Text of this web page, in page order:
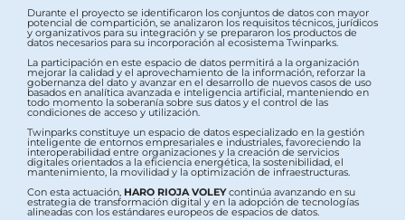
Durante el proyecto se identificaron los conjuntos de datos con mayor
potencial de compartición, se analizaron los requisitos técnicos, jurídicos
y organizativos para su integración y se prepararon los productos de
datos necesarios para su incorporación al ecosistema Twinparks.
La participación en este espacio de datos permitirá a la organización
mejorar la calidad y el aprovechamiento de la información, reforzar la
gobernanza del dato y avanzar en el desarrollo de nuevos casos de uso
basados en analítica avanzada e inteligencia artificial, manteniendo en
todo momento la soberanía sobre sus datos y el control de las
condiciones de acceso y utilización.
Twinparks constituye un espacio de datos especializado en la gestión
inteligente de entornos empresariales e industriales, favoreciendo la
interoperabilidad entre organizaciones y la creación de servicios
digitales orientados a la eficiencia energética, la sostenibilidad, el
mantenimiento, la movilidad y la optimización de infraestructuras.
Con esta actuación, HARO RIOJA VOLEYcontinúa avanzando en su
estrategia de transformación digital y en la adopción de tecnologías
alineadas con los estándares europeos de espacios de datos.